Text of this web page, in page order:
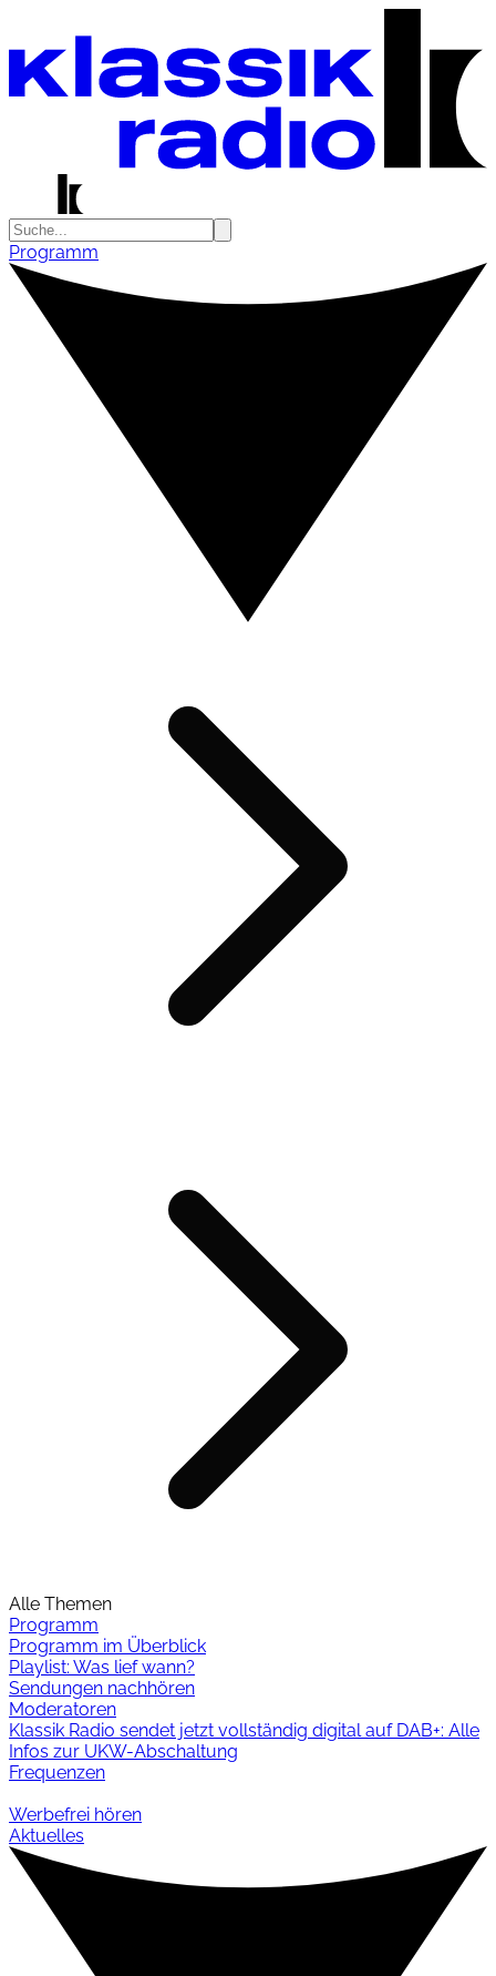
Programm
Alle Themen
Programm
Programm im Überblick
Playlist: Was lief wann?
Sendungen nachhören
Moderatoren
Klassik Radio sendet jetzt vollständig digital auf DAB+: Alle
Infos zur UKW-Abschaltung
Frequenzen
Werbefrei hören
Aktuelles